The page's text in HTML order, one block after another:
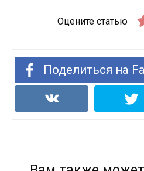
Оцените статью
Поделиться на